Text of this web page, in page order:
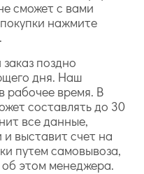
сможет с вами
нажмите
поздно
дня. Наш
рабочее время. В
составлять до 30
все данные,
выставит счет на
путем самовывоза,
этом менеджера.